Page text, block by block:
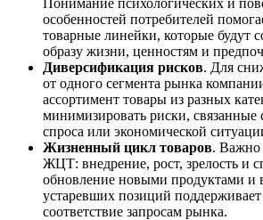
Понимание психологических и
особенностей потребителей
товарные линейки, которые будут
образу жизни, ценностям и
Диверсификация рисков. Для
от одного сегмента рынка
ассортимент товары из разных
минимизировать риски, связанные
спроса или экономической
Жизненный цикл товаров. Важно
ЖЦТ: внедрение, рост, зрелость и
обновление новыми продуктами и
устаревших позиций поддерживает
соответствие запросам рынка.